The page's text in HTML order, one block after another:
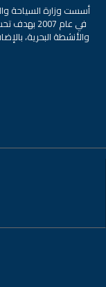
أسست وزارة السياحة
في عام
والأنشطة البحرية،